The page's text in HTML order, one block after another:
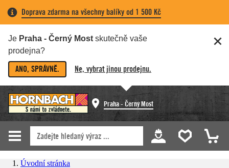
Doprava zdarma na všechny balíky od 1 500 Kč
Je Praha - Černý Most skutečně vaše
prodejna?
ANO, SPRÁVNĚ. Ne, vybrat jinou prodejnu.
Praha - Černý Most
Úvodní stránka